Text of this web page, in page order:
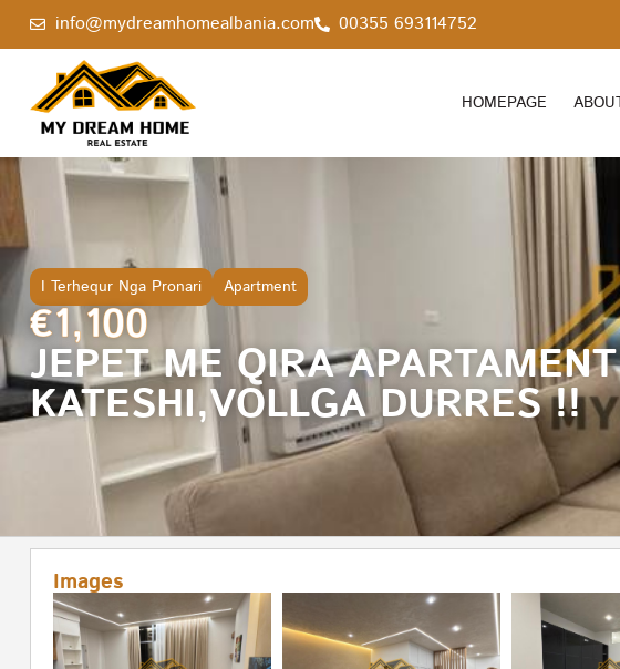
info@mydreamhomealbania.com 00355 693114752
HOMEPAGE
I Terhequr Nga Pronari Apartment
€1,100
JEPET ME QIRA
KATESHI,VOLLGA DURRES !!
Images